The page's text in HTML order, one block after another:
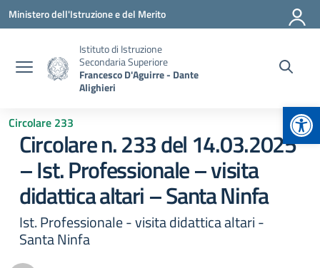
Vai ai contenuti
Vai al menu di navigazione
Vai al footer
Ministero dell'Istruzione e del Merito
Istituto di Istruzione
Secondaria Superiore
Francesco D'Aguirre - Dante
Alighieri
Circolare 233
Circolare n. 233 del 14.03.2025
– Ist. Professionale – visita
didattica altari – Santa Ninfa
Ist. Professionale - visita didattica altari -
Santa Ninfa